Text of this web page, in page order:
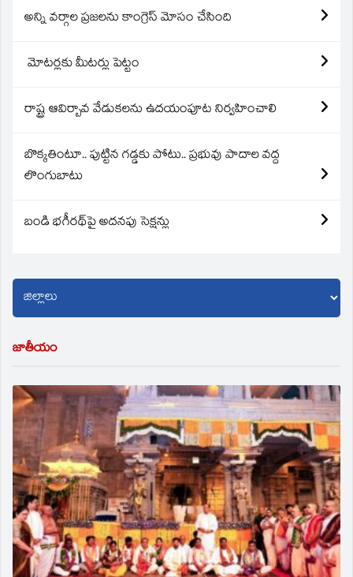
అన్ని వర్గాల ప్రజలను కాంగ్రెస్ మోసం చేసింది
మోటర్లకు మీటర్లు పెట్టం
రాష్ట్ర ఆవిర్బావ వేడుకలను ఉదయంపూట నిర్వహించాలి
బొక్కతింటూ.. పుట్టిన గడ్డకు పోటు.. ప్రభువు పాదాల వద్ద
లొంగుబాటు
బండి భగీరథ్‌పై అదనపు సెక్షన్లు
జాతీయం